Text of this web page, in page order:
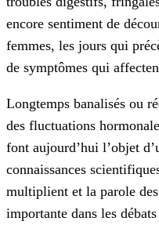
encore sentiment de
femmes, les jours qui
de symptômes qui
Longtemps banalisés ou
des fluctuations
font aujourd’hui l’objet
connaissances
multiplient et la parole
importante dans les